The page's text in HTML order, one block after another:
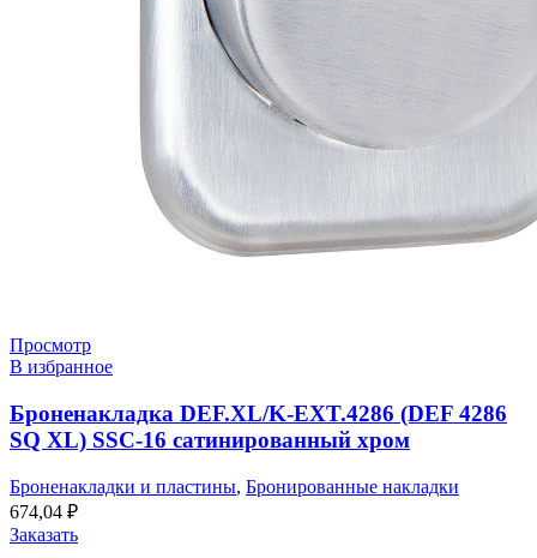
Просмотр
В избранное
Броненакладка DEF.XL/K-EXT.4286 (DEF 4286
SQ XL) SSC-16 сатинированный хром
Броненакладки и пластины, Бронированные накладки
674,04 ₽
Заказать